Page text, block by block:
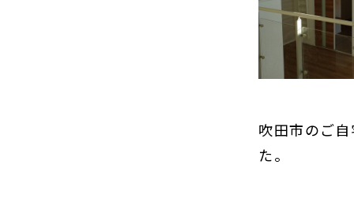
吹田市のご
た。